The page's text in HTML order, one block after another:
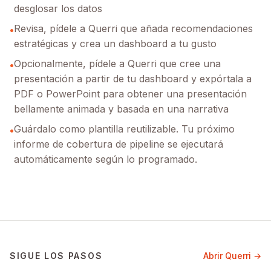
desglosar los datos
•Revisa, pídele a Querri que añada recomendaciones
estratégicas y crea un dashboard a tu gusto
•Opcionalmente, pídele a Querri que cree una
presentación a partir de tu dashboard y expórtala a
PDF o PowerPoint para obtener una presentación
bellamente animada y basada en una narrativa
•Guárdalo como plantilla reutilizable. Tu próximo
informe de cobertura de pipeline se ejecutará
automáticamente según lo programado.
SIGUE LOS PASOS Abrir Querri →